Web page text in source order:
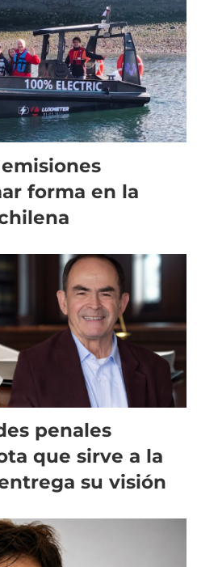
forma en la
penales
que sirve a la
su visión